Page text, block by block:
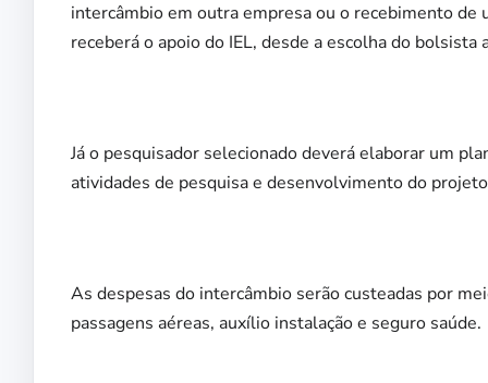
intercâmbio em outra empresa ou o recebimento
receberá o apoio do IEL, desde a escolha do
Já o pesquisador selecionado deverá elaborar um
atividades de pesquisa e desenvolvimento do
As despesas do intercâmbio serão custeadas por
passagens aéreas, auxílio instalação e seguro saúde.